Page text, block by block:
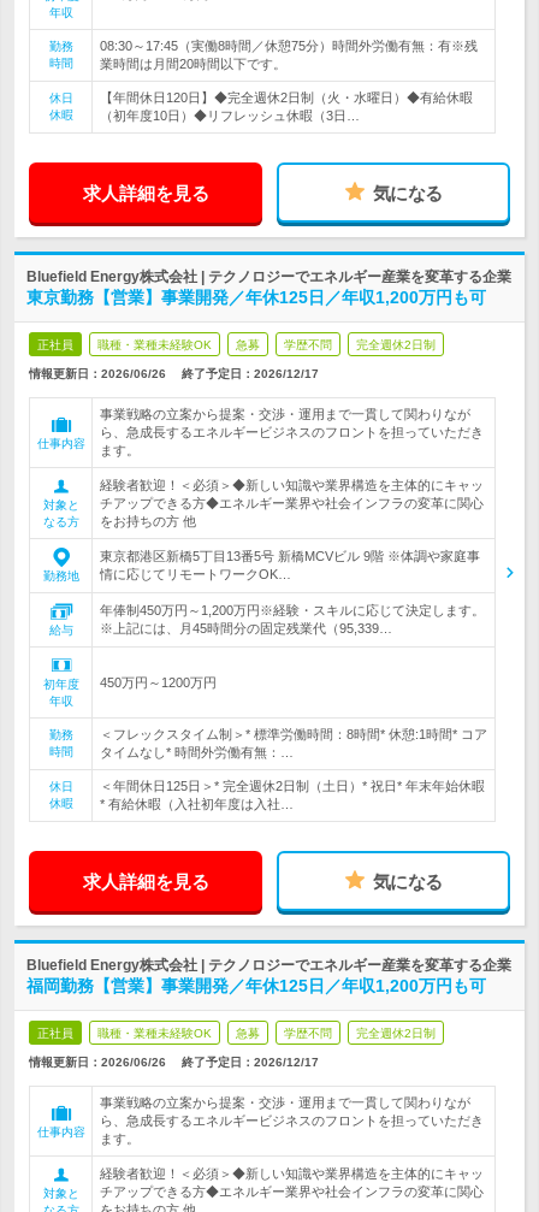
年収
勤務
時間
08:30～17:45（実働8時間／休憩75分）時間外労働有無：有※残
業時間は月間20時間以下です。
休日
休暇
【年間休日120日】◆完全週休2日制（火・水曜日）◆有給休暇
（初年度10日）◆リフレッシュ休暇（3日…
求人詳細を見る 気になる
Bluefield Energy株式会社 | テクノロジーでエネルギー産業を変革する企業
東京勤務【営業】事業開発／年休125日／年収1,200万円も可
正社員 職種・業種未経験OK 急募 学歴不問 完全週休2日制
情報更新日：2026/06/26 終了予定日： 2026/12/17
仕事内容
事業戦略の立案から提案・交渉・運用まで一貫して関わりなが
ら、急成長するエネルギービジネスのフロントを担っていただき
ます。
対象と
なる方
経験者歓迎！＜必須＞◆新しい知識や業界構造を主体的にキャッ
チアップできる方◆エネルギー業界や社会インフラの変革に関心
をお持ちの方 他
勤務地
東京都港区新橋5丁目13番5号 新橋MCVビル 9階 ※体調や家庭事
情に応じてリモートワークOK…
給与
年俸制450万円～1,200万円※経験・スキルに応じて決定します。
※上記には、月45時間分の固定残業代（95,339…
初年度
年収
450万円～1200万円
勤務
時間
＜フレックスタイム制＞* 標準労働時間：8時間* 休憩:1時間* コア
タイムなし* 時間外労働有無：…
休日
休暇
＜年間休日125日＞* 完全週休2日制（土日）* 祝日* 年末年始休暇
* 有給休暇（入社初年度は入社…
求人詳細を見る 気になる
Bluefield Energy株式会社 | テクノロジーでエネルギー産業を変革する企業
福岡勤務【営業】事業開発／年休125日／年収1,200万円も可
正社員 職種・業種未経験OK 急募 学歴不問 完全週休2日制
情報更新日：2026/06/26 終了予定日： 2026/12/17
仕事内容
事業戦略の立案から提案・交渉・運用まで一貫して関わりなが
ら、急成長するエネルギービジネスのフロントを担っていただき
ます。
対象と
経験者歓迎！＜必須＞◆新しい知識や業界構造を主体的にキャッ
チアップできる方◆エネルギー業界や社会インフラの変革に関心
をお持ちの方 他